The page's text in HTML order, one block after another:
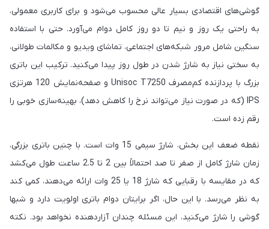
گوشی‌های اقتصادی بسیار عالی محسوب می‌شود و برای کاربری معمولی،
به راحتی یک روز و نیم تا دو روز کامل دوام می‌آورد. حتی با استفاده
سنگین شامل مرور شبکه‌های اجتماعی، تماشای ویدیو و مکالمات طولانی،
به سختی نیاز به شارژ شدن در طول روز پیدا می‌کنید. ترکیب این باتری
بزرگ با پردازنده کم‌مصرف Unisoc T7250 و صفحه‌نمایش 120 هرتزی
IPS (که در صورت نیاز می‌تواند نرخ را کاهش دهد)، بهینه‌سازی خوبی را
رقم زده است.
نقطه ضعف این بخش، شارژ سیمی 15 وات است. با چنین باتری بزرگی،
زمان شارژ کامل از صفر تا صد احتمالاً بین 2 تا 2.5 ساعت طول می‌کشد
که در مقایسه با رقبایی که شارژ 18 یا 25 وات ارائه می‌دهند، کمی کند
به نظر می‌رسد. با این حال، اگر برایتان دوام باتری اولویت دارد و شبها
گوشی را شارژ می‌کنید، این مسئله چندان آزاردهنده نخواهد بود. نکته